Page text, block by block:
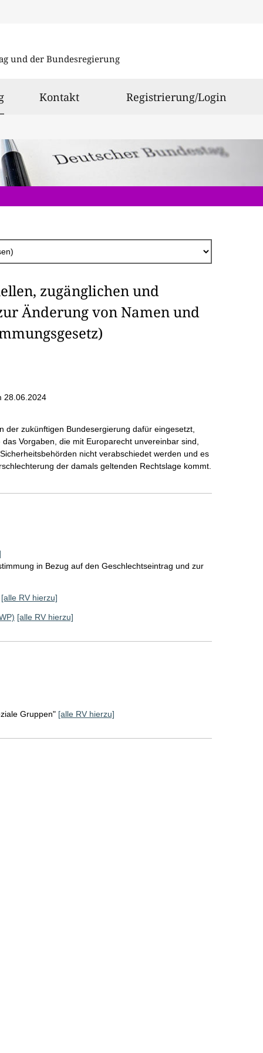
und der Bundesregierung
ausgewählt
Kontakt Registrierung/Login
zugänglichen und
Änderung von Namen und
28.06.2024
zukünftigen Bundesergierung dafür eingesetzt,
Vorgaben, die mit Europarecht unvereinbar sind,
nicht verabschiedet werden und es
der damals geltenden Rechtslage kommt.
in Bezug auf den Geschlechtseintrag und zur
[alle RV hierzu]
[alle RV hierzu]
Gruppen" [alle RV hierzu]